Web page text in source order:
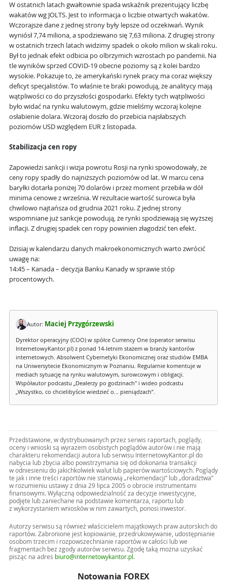
W ostatnich latach gwałtownie spada wskaźnik prezentujący liczbę
wakatów wg JOLTS. Jest to informacja o liczbie otwartych wakatów.
Wczorajsze dane z jednej strony były lepsze od oczekiwań. Wynik
wyniósł 7,74 miliona, a spodziewano się 7,63 miliona. Z drugiej strony
w ostatnich trzech latach widzimy spadek o około milion w skali roku.
Był to jednak efekt odbicia po olbrzymich wzrostach po pandemii. Na
tle wyników sprzed COVID-19 obecne poziomy są z kolei bardzo
wysokie. Pokazuje to, że amerykański rynek pracy ma coraz większy
deficyt specjalistów. To właśnie te braki powodują, że analitycy mają
wątpliwości co do przyszłości gospodarki. Efekty tych wątpliwości
było widać na rynku walutowym, gdzie mieliśmy wczoraj kolejne
osłabienie dolara. Wczoraj doszło do przebicia najsłabszych
poziomów USD względem EUR z listopada.
Stabilizacja cen ropy
Zapowiedzi sankcji i wizja powrotu Rosji na rynki spowodowały, że
ceny ropy spadły do najniższych poziomów od lat. W marcu cena
baryłki dotarła poniżej 70 dolarów i przez moment przebiła w dół
minima cenowe z września. W rezultacie wartość surowca była
chwilowo najtańsza od grudnia 2021 roku. Z jednej strony
wspomniane już sankcje powodują, że rynki spodziewają się wyższej
inflacji. Z drugiej spadek cen ropy powinien złagodzić ten efekt.
Dzisiaj w kalendarzu danych makroekonomicznych warto zwrócić
uwagę na:
14:45 – Kanada – decyzja Banku Kanady w sprawie stóp
procentowych.
Autor: Maciej Przygórzewski
Dyrektor operacyjny (COO) w spółce Currency One (operator serwisu
InternetowyKantor.pl) z ponad 14-letnim stażem w branży kantorów
internetowych. Absolwent Cybernetyki Ekonomicznej oraz studiów EMBA
na Uniwersytecie Ekonomicznym w Poznaniu. Regularnie komentuje w
mediach sytuację na rynku walutowym, surowcowym i obligacji.
Współautor podcastu „Dealerzy po godzinach" i wideo podcastu
„Wszystko, co chcielibyście wiedzieć o... pieniądzach”.
Przedstawione, w dystrybuowanych przez serwis raportach, poglądy,
oceny i wnioski są wyrazem osobistych poglądów autorów i nie mają
charakteru rekomendacji autora lub serwisu InternetowyKantor.pl do
nabycia lub zbycia albo powstrzymania się od dokonania transakcji
w odniesieniu do jakichkolwiek walut lub papierów wartościowych. Poglądy
te jak i inne treści raportów nie stanowią „rekomendacji” lub „doradztwa”
w rozumieniu ustawy z dnia 29 lipca 2005 o obrocie instrumentami
finansowymi. Wyłączną odpowiedzialność za decyzje inwestycyjne,
podjęte lub zaniechane na podstawie komentarza, raportu lub
z wykorzystaniem wniosków w nim zawartych, ponosi inwestor.
Autorzy serwisu są również właścicielem majątkowych praw autorskich do
raportów. Zabronione jest kopiowanie, przedrukowywanie, udostępnianie
osobom trzecim i rozpowszechnianie raportów w całości lub we
fragmentach bez zgody autorów serwisu. Zgodę taką można uzyskać
pisząc na adres biuro@internetowykantor.pl .
Notowania FOREX